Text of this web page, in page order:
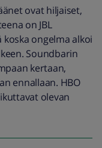
ovat hiljaiset,
on JBL
ongelma alkoi
Soundbarin
kertaan,
ennallaan. HBO
olevan